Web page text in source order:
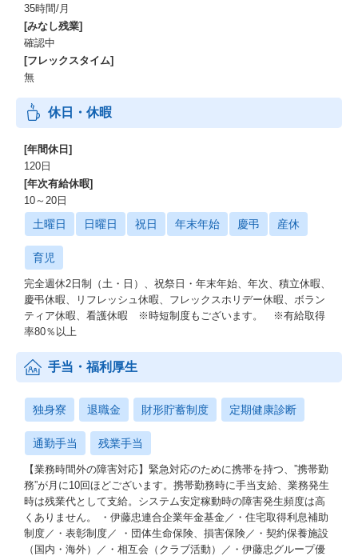
35時間/月
[みなし残業]
確認中
[フレックスタイム]
無
休日・休暇
[年間休日]
120日
[年次有給休暇]
10～20日
土曜日 日曜日 祝日 年末年始 慶弔 産休
育児
完全週休2日制（土・日）、祝祭日・年末年始、年次、積立休暇、
慶弔休暇、リフレッシュ休暇、フレックスホリデー休暇、ボラン
ティア休暇、看護休暇 ※時短制度もございます。 ※有給取得
率80％以上
手当・福利厚生
独身寮 退職金 財形貯蓄制度 定期健康診断
通勤手当 残業手当
【業務時間外の障害対応】緊急対応のために携帯を持つ、”携帯勤
務”が月に10回ほどございます。携帯勤務時に手当支給、業務発生
時は残業代として支給。システム安定稼動時の障害発生頻度は高
くありません。 ・伊藤忠連合企業年金基金／・住宅取得利息補助
制度／・表彰制度／ ・団体生命保険、損害保険／・契約保養施設
（国内・海外）／・相互会（クラブ活動）／・伊藤忠グループ優